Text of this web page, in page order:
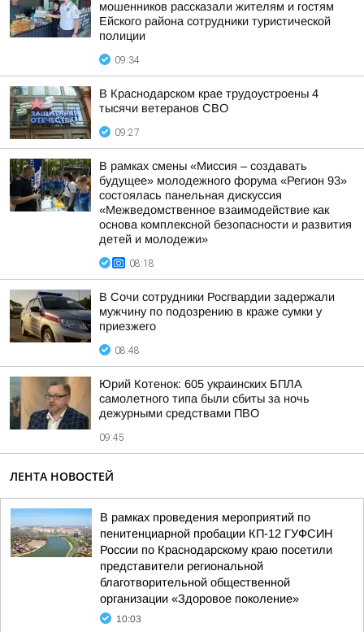
мошенников рассказали жителям и гостям
Ейского района сотрудники туристической
полиции
09:34
В Краснодарском крае трудоустроены 4
тысячи ветеранов СВО
09:27
В рамках смены «Миссия – создавать
будущее» молодежного форума «Регион 93»
состоялась панельная дискуссия
«Межведомственное взаимодействие как
основа комплексной безопасности и развития
детей и молодежи»
08:18
В Сочи сотрудники Росгвардии задержали
мужчину по подозрению в краже сумки у
приезжего
08:48
Юрий Котенок: 605 украинских БПЛА
самолетного типа были сбиты за ночь
дежурными средствами ПВО
09:45
ЛЕНТА НОВОСТЕЙ
В рамках проведения мероприятий по
пенитенциарной пробации КП-12 ГУФСИН
России по Краснодарскому краю посетили
представители региональной
благотворительной общественной
организации «Здоровое поколение»
10:03